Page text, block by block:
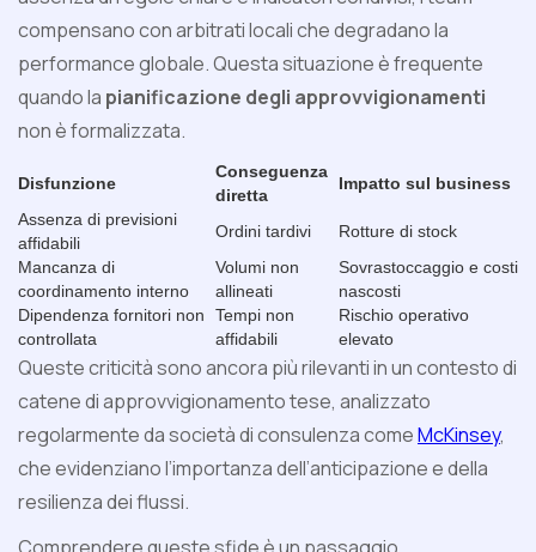
compensano con arbitrati locali che degradano la
performance globale. Questa situazione è frequente
quando la pianificazione degli approvvigionamenti
non è formalizzata.
Disfunzione
Conseguenza
diretta
Impatto sul business
Assenza di previsioni
affidabili
Ordini tardivi
Rotture di stock
Mancanza di
coordinamento interno
Volumi non
allineati
Sovrastoccaggio e costi
nascosti
Dipendenza fornitori non
controllata
Tempi non
affidabili
Rischio operativo
elevato
Queste criticità sono ancora più rilevanti in un contesto di
catene di approvvigionamento tese, analizzato
regolarmente da società di consulenza comeMcKinsey,
che evidenziano l’importanza dell’anticipazione e della
resilienza dei flussi.